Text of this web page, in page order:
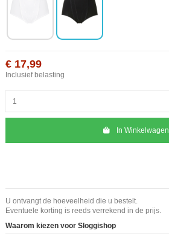
€ 17,99
Inclusief belasting
In Winkelwagen
U ontvangt de hoeveelheid die u bestelt.
Eventuele korting is reeds verrekend in de prijs.
Waarom kiezen voor Sloggishop